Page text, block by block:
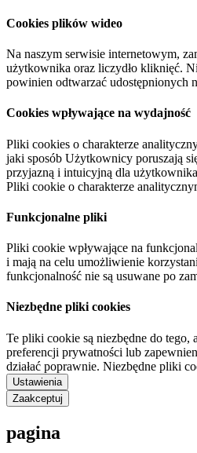
Cookies plików wideo
Na naszym serwisie internetowym,
użytkownika oraz liczydło kliknięć.
powinien odtwarzać udostępnionych
Cookies wpływające na wydajność
Pliki cookies o charakterze
jaki sposób Użytkownicy poruszają
przyjazną i intuicyjną dla
Pliki cookie o charakterze
Funkcjonalne pliki
Pliki cookie wpływające na
i mają na celu umożliwienie
funkcjonalność nie są usuwane po
Niezbędne pliki cookies
Te pliki cookie są niezbędne do
preferencji prywatności lub
działać poprawnie. Niezbędne pliki
Ustawienia
Zaakceptuj
pagina